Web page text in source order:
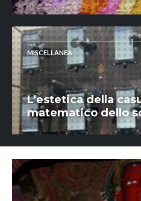
MISCELLANEA
L’estetica della
matematico dello